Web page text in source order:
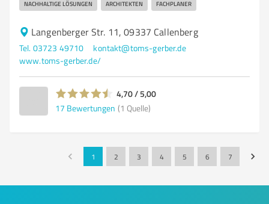
NACHHALTIGE LÖSUNGEN ARCHITEKTEN FACHPLANER
Langenberger Str. 11, 09337 Callenberg
Tel. 03723 49710
kontakt@toms-gerber.de
www.toms-gerber.de/
4,70 / 5,00
17 Bewertungen (1 Quelle)
1 2 3 4 5 6 7